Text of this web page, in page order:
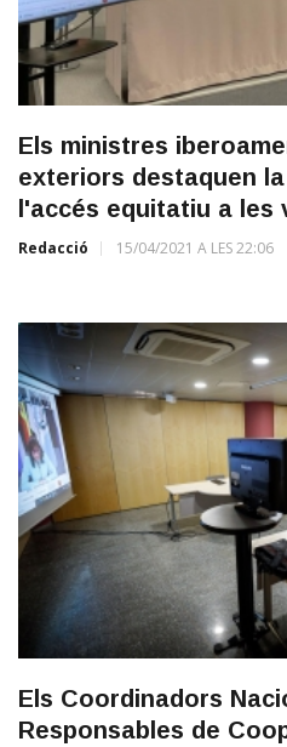
Els ministres
exteriors destaquen
l'accés equitatiu a les
Redacció 15/04/2021 A LES 22:06
Els Coordinadors
Responsables de